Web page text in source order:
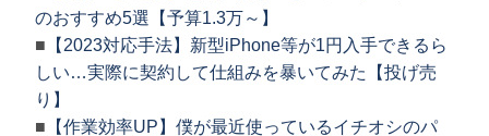
のおすすめ5選【予算1.3万～】
■ 【2023対応手法】新型iPhone等が1円入手できるら
しい…実際に契約して仕組みを暴いてみた【投げ売
り】
■ 【作業効率UP】僕が最近使っているイチオシのパ